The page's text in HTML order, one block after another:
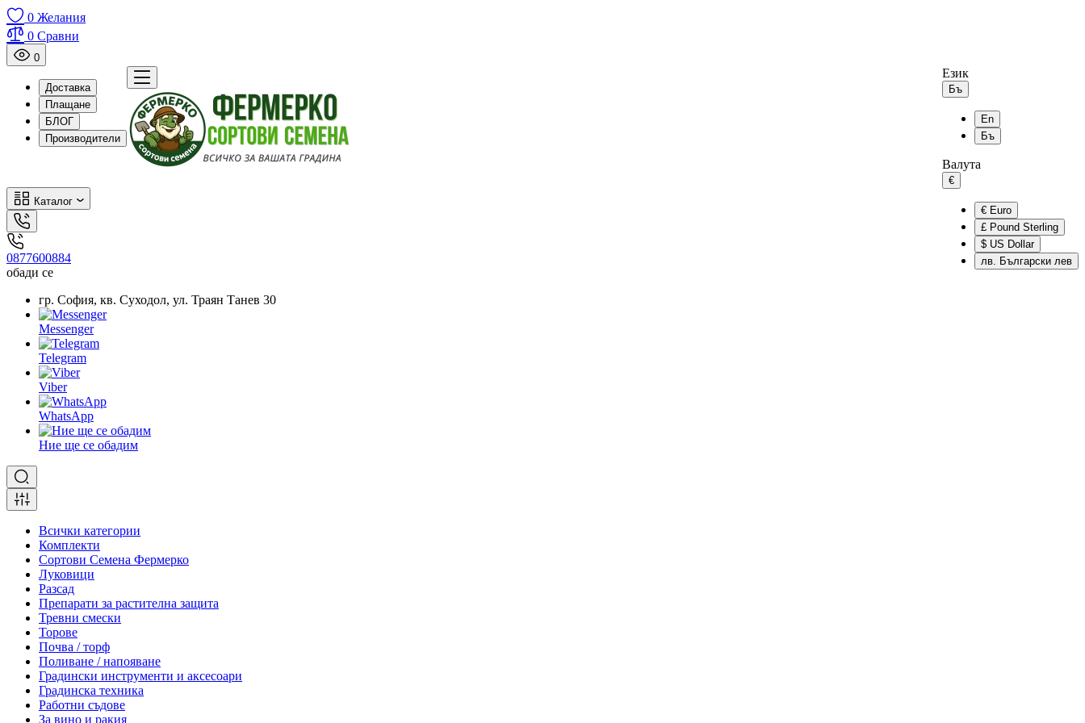
0 Желания
0 Сравни
0
Доставка
Плащане
БЛОГ
Производители
Език
Бъ
En
Бъ
Валута
€
€ Euro
£ Pound Sterling
$ US Dollar
лв. Български лев
Каталог
0877600884
обади се
гр. София, кв. Суходол, ул. Траян Танев 30
Messenger
Telegram
Viber
WhatsApp
Ние ще се обадим
Всички категории
Комплекти
Сортови Семена Фермерко
Луковици
Разсад
Препарати за растителна защита
Тревни смески
Торове
Почва / торф
Поливане / напояване
Градински инструменти и аксесоари
Градинска техника
Работни съдове
За вино и ракия